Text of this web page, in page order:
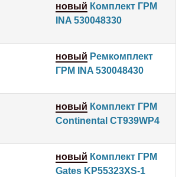
новый Комплект ГРМ
INA 530048330
новый Ремкомплект
ГРМ INA 530048430
новый Комплект ГРМ
Continental CT939WP4
новый Комплект ГРМ
Gates KP55323XS-1